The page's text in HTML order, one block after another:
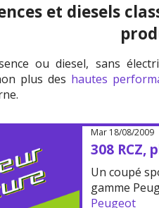
et diesels
ou diesel, sans
plus des hautes
Mar 18/08/2009
308 RCZ,
Un coupé
gamme
Peugeot